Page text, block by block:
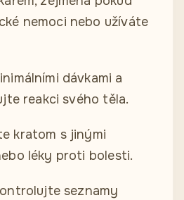
nemoci nebo užíváte
dávkami a
reakci svého těla.
kratom s jinými
léky proti bolesti.
seznamy